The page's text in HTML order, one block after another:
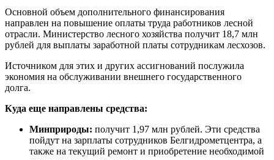
Основной объем дополнительного финансирования
направлен на повышение оплаты труда работников лесной
отрасли. Министерство лесного хозяйства получит 18,7 млн
рублей для выплаты заработной платы сотрудникам лесхозов.
Источником для этих и других ассигнований послужила
экономия на обслуживании внешнего государственного
долга.
Куда еще направлены средства:
Минприроды: получит 1,97 млн рублей. Эти средства
пойдут на зарплаты сотрудников Белгидрометцентра, а
также на текущий ремонт и приобретение необходимой